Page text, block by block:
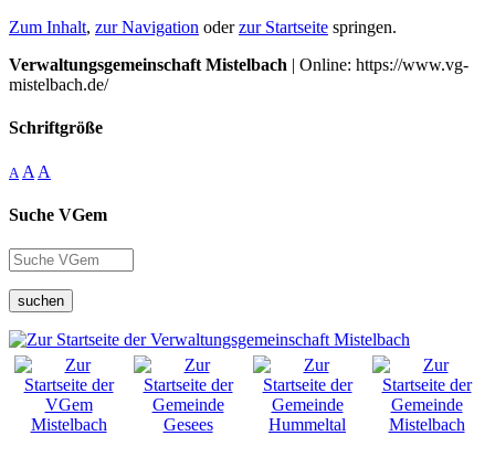
Zum Inhalt, zur Navigation oderzur Startseite springen.
Verwaltungsgemeinschaft Mistelbach | Online: https://www.vg-
mistelbach.de/
Schriftgröße
A A A
Suche VGem
suchen